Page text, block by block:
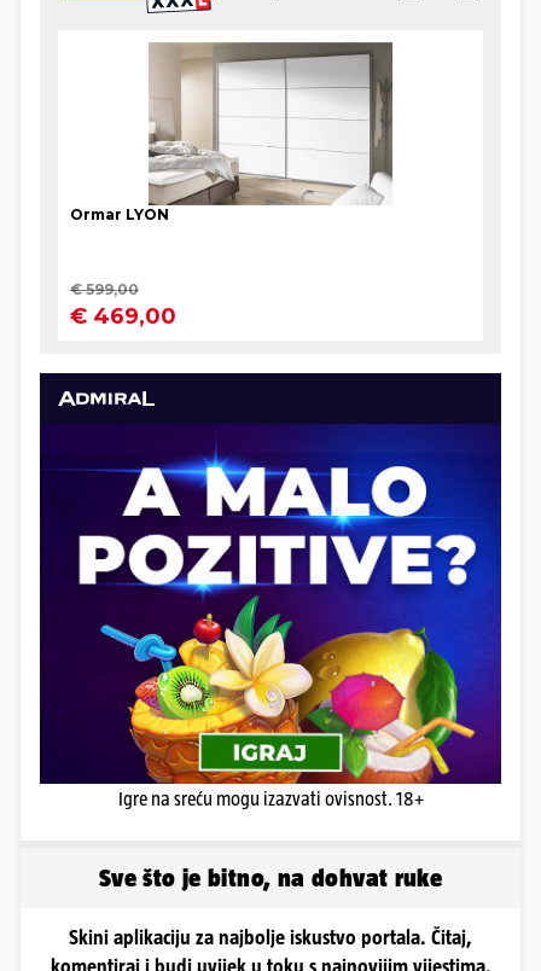
Igre na sreću mogu izazvati ovisnost. 18+
Sve što je bitno, na dohvat ruke
Skini aplikaciju za najbolje iskustvo portala. Čitaj,
komentiraj i budi uvijek u toku s najnovijim vijestima.